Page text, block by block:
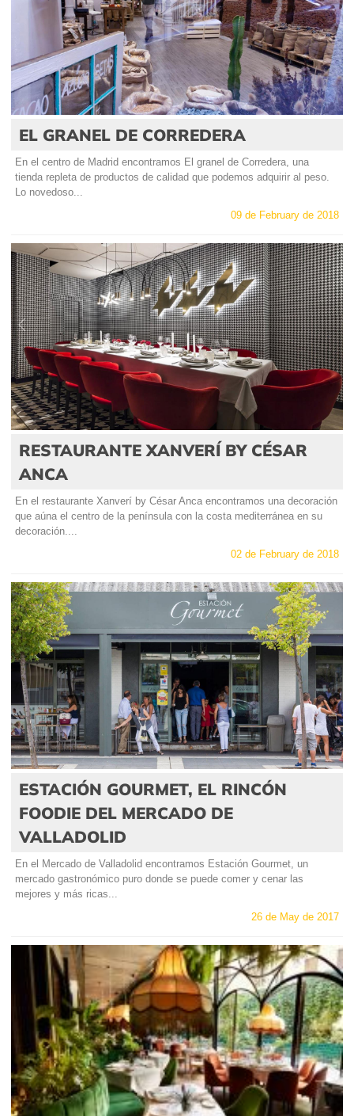
EL GRANEL DE CORREDERA
En el centro de Madrid encontramos El granel de Corredera, una
tienda repleta de productos de calidad que podemos adquirir al peso.
Lo novedoso...
09 de February de 2018
RESTAURANTE XANVERÍ BY CÉSAR
ANCA
En el restaurante Xanverí by César Anca encontramos una decoración
que aúna el centro de la península con la costa mediterránea en su
decoración....
02 de February de 2018
ESTACIÓN GOURMET, EL RINCÓN
FOODIE DEL MERCADO DE
VALLADOLID
En el Mercado de Valladolid encontramos Estación Gourmet, un
mercado gastronómico puro donde se puede comer y cenar las
mejores y más ricas...
26 de May de 2017